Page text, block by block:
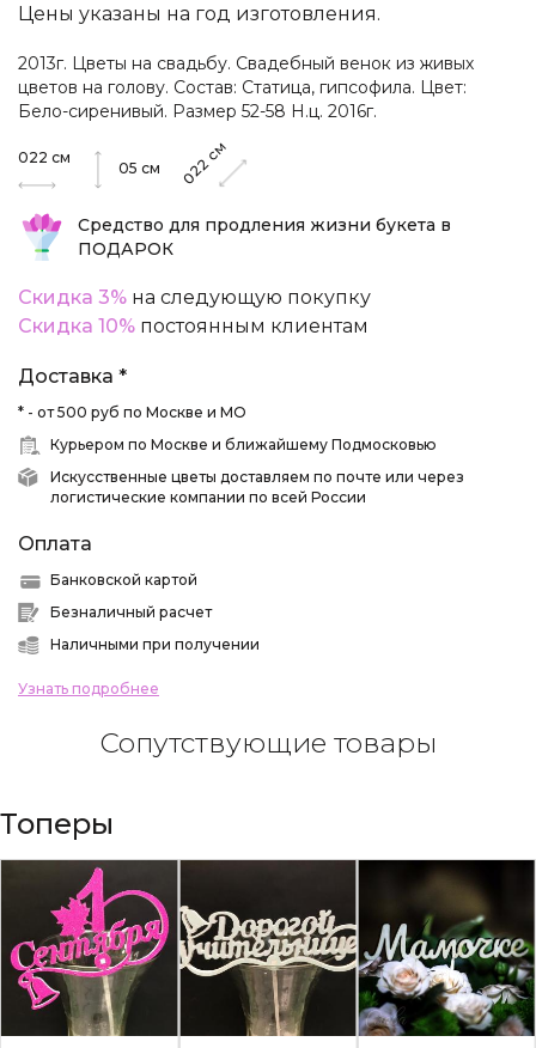
Цены указаны на год изготовления.
2013г. Цветы на свадьбу. Свадебный венок из живых
цветов на голову. Состав: Статица, гипсофила. Цвет:
Бело-сиренивый. Размер 52-58 Н.ц. 2016г.
022 см
05 см 022
см
Средство для продления жизни букета в
ПОДАРОК
Скидка 3% на следующую покупку
Скидка 10% постоянным клиентам
Доставка *
* - от 500 руб по Москве и МО
Курьером по Москве и ближайшему Подмосковью
Искусственные цветы доставляем по почте или через
логистические компании по всей России
Оплата
Банковской картой
Безналичный расчет
Наличными при получении
Узнать подробнее
Сопутствующие товары
Топеры